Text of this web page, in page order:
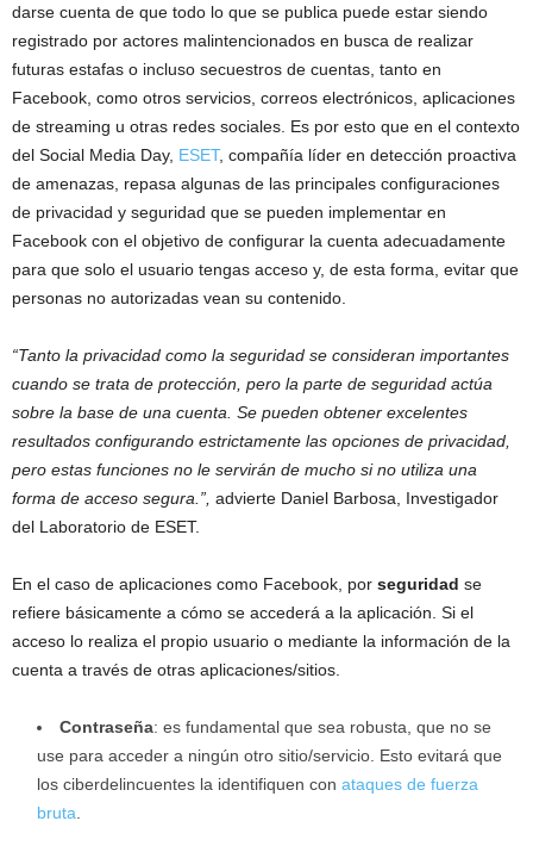
darse cuenta de que todo lo que se publica puede estar siendo
registrado por actores malintencionados en busca de realizar
futuras estafas o incluso secuestros de cuentas, tanto en
Facebook, como otros servicios, correos electrónicos, aplicaciones
de streaming u otras redes sociales. Es por esto que en el contexto
del Social Media Day, ESET, compañía líder en detección proactiva
de amenazas, repasa algunas de las principales configuraciones
de privacidad y seguridad que se pueden implementar en
Facebook con el objetivo de configurar la cuenta adecuadamente
para que solo el usuario tengas acceso y, de esta forma, evitar que
personas no autorizadas vean su contenido.
“Tanto la privacidad como la seguridad se consideran importantes
cuando se trata de protección, pero la parte de seguridad actúa
sobre la base de una cuenta. Se pueden obtener excelentes
resultados configurando estrictamente las opciones de privacidad,
pero estas funciones no le servirán de mucho si no utiliza una
forma de acceso segura.”, advierte Daniel Barbosa, Investigador
del Laboratorio de ESET.
En el caso de aplicaciones como Facebook, por seguridad se
refiere básicamente a cómo se accederá a la aplicación. Si el
acceso lo realiza el propio usuario o mediante la información de la
cuenta a través de otras aplicaciones/sitios.
Contraseña: es fundamental que sea robusta, que no se
use para acceder a ningún otro sitio/servicio. Esto evitará que
los ciberdelincuentes la identifiquen con ataques de fuerza
bruta